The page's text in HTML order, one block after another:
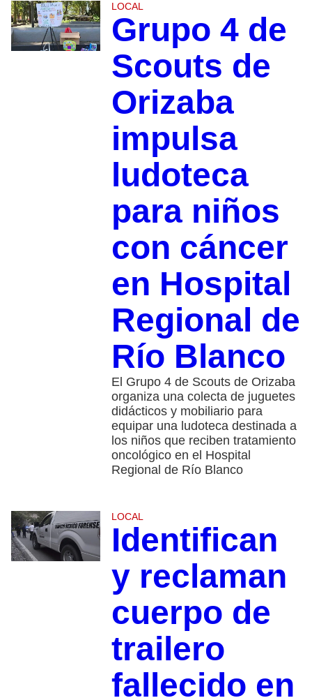
LOCAL
Grupo 4 de
Scouts de
Orizaba
impulsa
ludoteca
para niños
con cáncer
en Hospital
Regional de
Río Blanco
El Grupo 4 de Scouts de Orizaba
organiza una colecta de juguetes
didácticos y mobiliario para
equipar una ludoteca destinada a
los niños que reciben tratamiento
oncológico en el Hospital
Regional de Río Blanco
LOCAL
Identifican
y reclaman
cuerpo de
trailero
fallecido en